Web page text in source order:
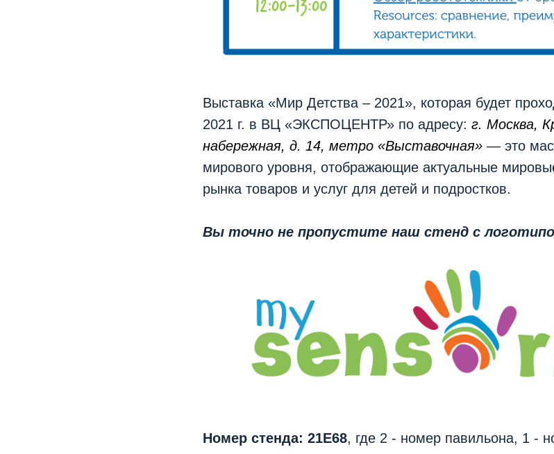
Выставка «Мир Детства – 2021», которая будет
2021 г. в ВЦ «ЭКСПОЦЕНТР» по адресу: г. Москва,
набережная, д. 14, метро «Выставочная» — это
мирового уровня, отображающие актуальные
рынка товаров и услуг для детей и подростков.
Вы точно не пропустите наш стенд с
Номер стенда: 21E68, где 2 - номер павильона, 1 -